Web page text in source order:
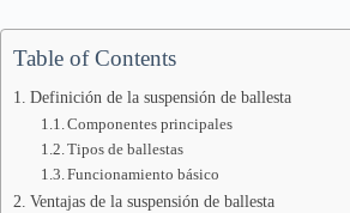
Table of Contents
Definición de la suspensión de ballesta
Componentes principales
Tipos de ballestas
Funcionamiento básico
Ventajas de la suspensión de ballesta